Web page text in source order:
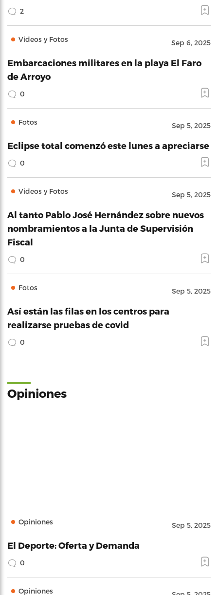
2
Videos y Fotos Sep 6, 2025
Embarcaciones militares en la playa El Faro
de Arroyo
0
Fotos Sep 5, 2025
Eclipse total comenzó este lunes a apreciarse
0
Videos y Fotos Sep 5, 2025
Al tanto Pablo José Hernández sobre nuevos
nombramientos a la Junta de Supervisión
Fiscal
0
Fotos Sep 5, 2025
Así están las filas en los centros para
realizarse pruebas de covid
0
Opiniones
Opiniones Sep 5, 2025
El Deporte: Oferta y Demanda
0
Opiniones